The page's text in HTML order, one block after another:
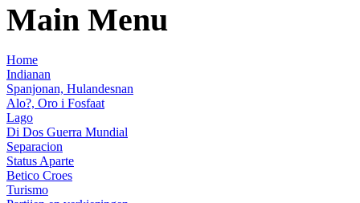
Main Menu
Home
Indianan
Spanjonan, Hulandesnan
Alo?, Oro i Fosfaat
Lago
Di Dos Guerra Mundial
Separacion
Status Aparte
Betico Croes
Turismo